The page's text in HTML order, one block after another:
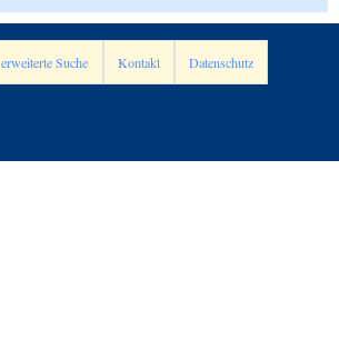
erweiterte Suche Kontakt Datenschutz